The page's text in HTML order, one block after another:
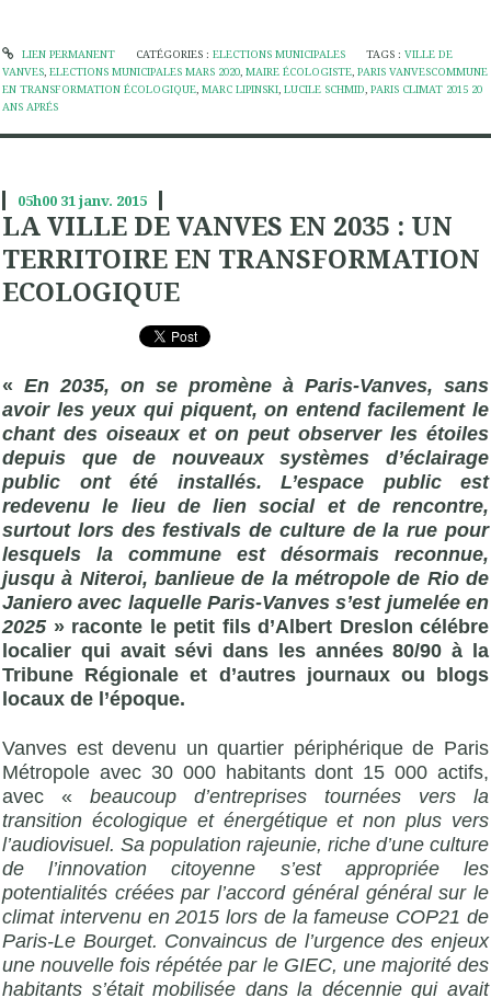
LIEN PERMANENT CATÉGORIES : ELECTIONS MUNICIPALES TAGS :VILLE DE
VANVES, ELECTIONS MUNICIPALES MARS 2020, MAIRE ÉCOLOGISTE, PARIS VANVESCOMMUNE
EN TRANSFORMATION ÉCOLOGIQUE, MARC LIPINSKI, LUCILE SCHMID, PARIS CLIMAT 2015 20
ANS APRÉS
05h00 31janv. 2015
LA VILLE DE VANVES EN 2035 : UN
TERRITOIRE EN TRANSFORMATION
ECOLOGIQUE
« En 2035, on se promène à Paris-Vanves, sans
avoir les yeux qui piquent, on entend facilement le
chant des oiseaux et on peut observer les étoiles
depuis que de nouveaux systèmes d’éclairage
public ont été installés. L’espace public est
redevenu le lieu de lien social et de rencontre,
surtout lors des festivals de culture de la rue pour
lesquels la commune est désormais reconnue,
jusqu à Niteroi, banlieue de la métropole de Rio de
Janiero avec laquelle Paris-Vanves s’est jumelée en
2025 » raconte le petit fils d’Albert Dreslon célébre
localier qui avait sévi dans les années 80/90 à la
Tribune Régionale et d’autres journaux ou blogs
locaux de l’époque.
Vanves est devenu un quartier périphérique de Paris
Métropole avec 30 000 habitants dont 15 000 actifs,
avec « beaucoup d’entreprises tournées vers la
transition écologique et énergétique et non plus vers
l’audiovisuel. Sa population rajeunie, riche d’une culture
de l’innovation citoyenne s’est appropriée les
potentialités créées par l’accord général général sur le
climat intervenu en 2015 lors de la fameuse COP21 de
Paris-Le Bourget. Convaincus de l’urgence des enjeux
une nouvelle fois répétée par le GIEC, une majorité des
habitants s’était mobilisée dans la décennie qui avait